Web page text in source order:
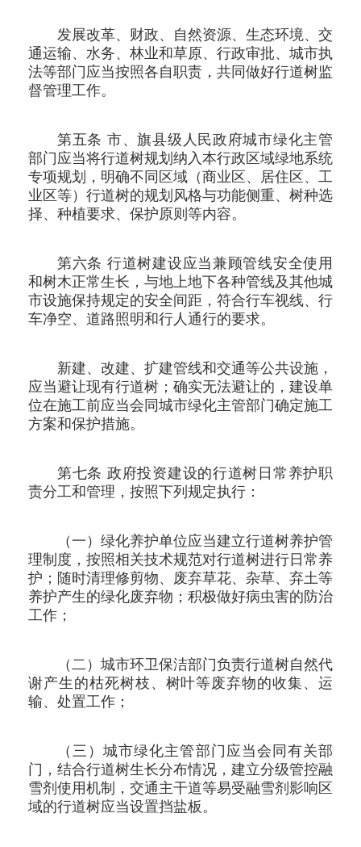
发展改革、财政、自然资源、生态环境、交
通运输、水务、林业和草原、行政审批、城市执
法等部门应当按照各自职责，共同做好行道树监
督管理工作。
第五条 市、旗县级人民政府城市绿化主管
部门应当将行道树规划纳入本行政区域绿地系统
专项规划，明确不同区域（商业区、居住区、工
业区等）行道树的规划风格与功能侧重、树种选
择、种植要求、保护原则等内容。
第六条 行道树建设应当兼顾管线安全使用
和树木正常生长，与地上地下各种管线及其他城
市设施保持规定的安全间距，符合行车视线、行
车净空、道路照明和行人通行的要求。
新建、改建、扩建管线和交通等公共设施，
应当避让现有行道树；确实无法避让的，建设单
位在施工前应当会同城市绿化主管部门确定施工
方案和保护措施。
第七条 政府投资建设的行道树日常养护职
责分工和管理，按照下列规定执行：
（一）绿化养护单位应当建立行道树养护管
理制度，按照相关技术规范对行道树进行日常养
护；随时清理修剪物、废弃草花、杂草、弃土等
养护产生的绿化废弃物；积极做好病虫害的防治
工作；
（二）城市环卫保洁部门负责行道树自然代
谢产生的枯死树枝、树叶等废弃物的收集、运
输、处置工作；
（三）城市绿化主管部门应当会同有关部
门，结合行道树生长分布情况，建立分级管控融
雪剂使用机制，交通主干道等易受融雪剂影响区
域的行道树应当设置挡盐板。